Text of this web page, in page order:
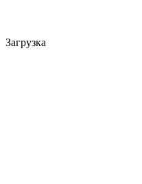
Загрузка